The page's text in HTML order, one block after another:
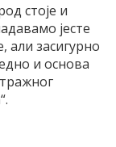
стоје и
јесте
али засигурно
и основа